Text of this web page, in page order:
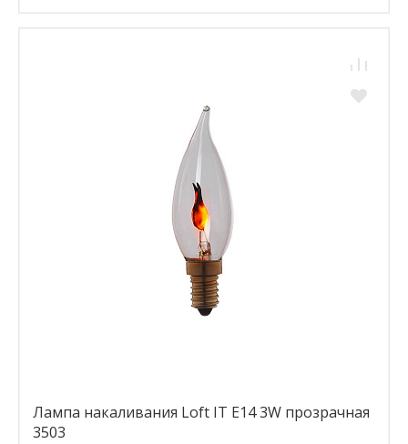
Лампа накаливания Loft IT E14 3W прозрачная
3503